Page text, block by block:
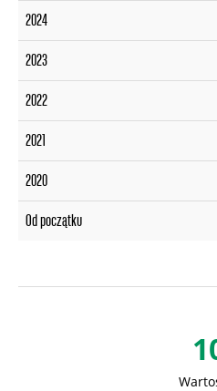
2024
2023
2022
2021
2020
Od początku